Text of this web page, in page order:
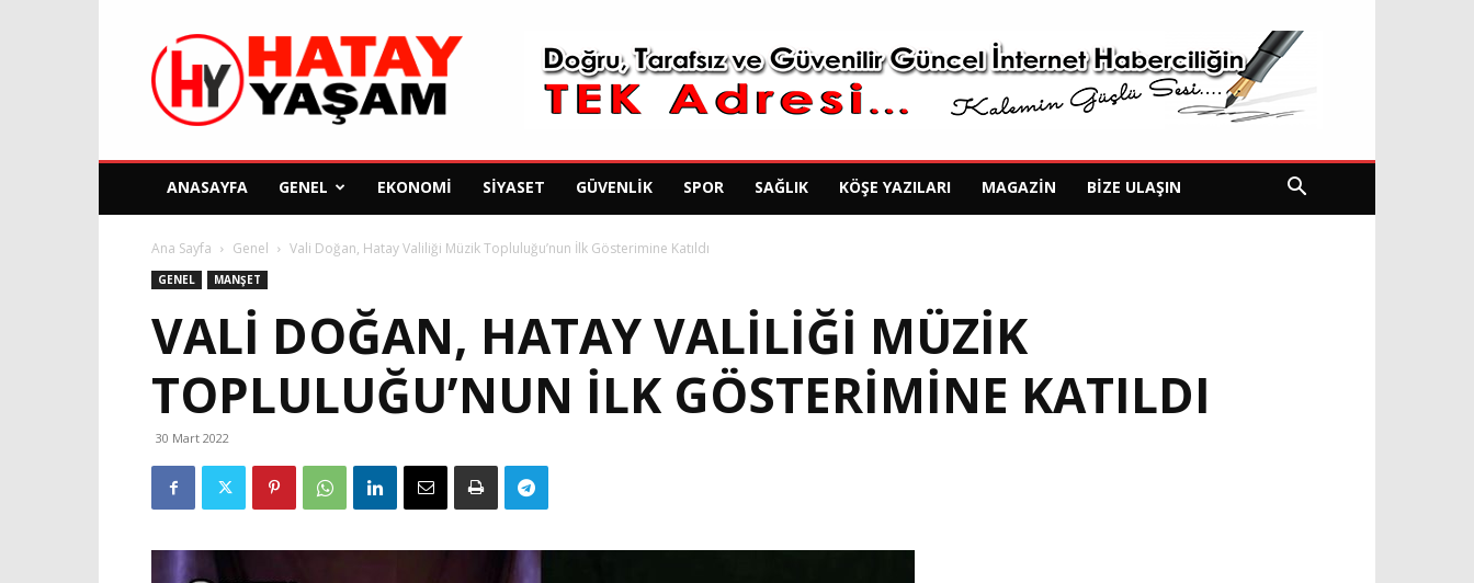
Hatay
Yaşam
Gazetesi
ANASAYFA GENEL EKONOMI SIYASET GÜVENLIK SPOR SAĞLIK KÖŞE YAZILARI MAGAZIN BIZE ULAŞIN
Ana Sayfa Genel Vali Doğan, Hatay Valiliği Müzik Topluluğu’nun İlk Gösterimine Katıldı
GENEL MANŞET
VALI DOĞAN, HATAY VALILIĞI MÜZIK
TOPLULUĞU’NUN İLK GÖSTERIMINE KATILDI
30 Mart 2022